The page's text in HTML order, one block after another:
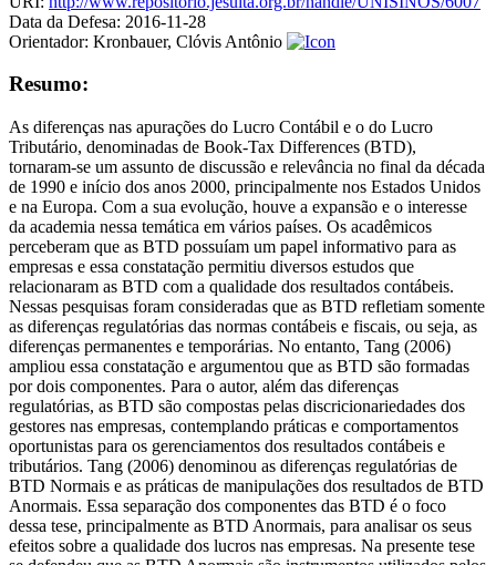
Data da Defesa: 2016-11-28
Orientador: Kronbauer, Clóvis Antônio
Resumo:
As diferenças nas apurações do Lucro Contábil e o do Lucro
Tributário, denominadas de Book-Tax Differences (BTD),
tornaram-se um assunto de discussão e relevância no final da década
de 1990 e início dos anos 2000, principalmente nos Estados Unidos
e na Europa. Com a sua evolução, houve a expansão e o interesse
da academia nessa temática em vários países. Os acadêmicos
perceberam que as BTD possuíam um papel informativo para as
empresas e essa constatação permitiu diversos estudos que
relacionaram as BTD com a qualidade dos resultados contábeis.
Nessas pesquisas foram consideradas que as BTD refletiam somente
as diferenças regulatórias das normas contábeis e fiscais, ou seja, as
diferenças permanentes e temporárias. No entanto, Tang (2006)
ampliou essa constatação e argumentou que as BTD são formadas
por dois componentes. Para o autor, além das diferenças
regulatórias, as BTD são compostas pelas discricionariedades dos
gestores nas empresas, contemplando práticas e comportamentos
oportunistas para os gerenciamentos dos resultados contábeis e
tributários. Tang (2006) denominou as diferenças regulatórias de
BTD Normais e as práticas de manipulações dos resultados de BTD
Anormais. Essa separação dos componentes das BTD é o foco
dessa tese, principalmente as BTD Anormais, para analisar os seus
efeitos sobre a qualidade dos lucros nas empresas. Na presente tese